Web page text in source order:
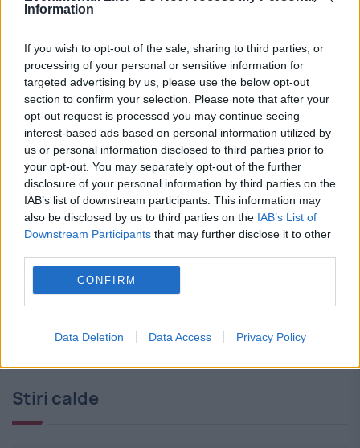
Information
If you wish to opt-out of the sale, sharing to third parties, or
processing of your personal or sensitive information for
targeted advertising by us, please use the below opt-out
section to confirm your selection. Please note that after your
opt-out request is processed you may continue seeing
interest-based ads based on personal information utilized by
us or personal information disclosed to third parties prior to
your opt-out. You may separately opt-out of the further
disclosure of your personal information by third parties on the
IAB’s list of downstream participants. This information may
also be disclosed by us to third parties on the IAB’s List of
Downstream Participants that may further disclose it to other
CONFIRM
Data Deletion Data Access Privacy Policy
O echipă de cercetători susține că a localizat
casa din Londra a lui Shakespeare
Stiri calde